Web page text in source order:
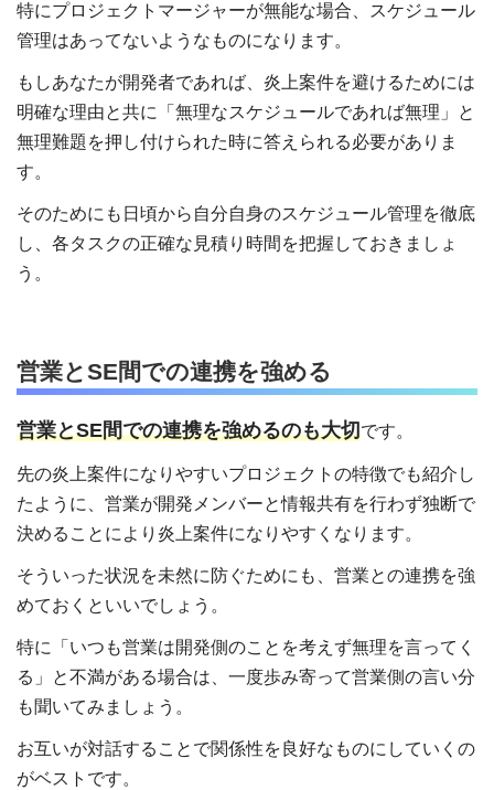
特にプロジェクトマージャーが無能な場合、スケジュール
管理はあってないようなものになります。
もしあなたが開発者であれば、炎上案件を避けるためには
明確な理由と共に「無理なスケジュールであれば無理」と
無理難題を押し付けられた時に答えられる必要がありま
す。
そのためにも日頃から自分自身のスケジュール管理を徹底
し、各タスクの正確な見積り時間を把握しておきましょ
う。
営業とSE間での連携を強める
営業とSE間での連携を強めるのも大切です。
先の炎上案件になりやすいプロジェクトの特徴でも紹介し
たように、営業が開発メンバーと情報共有を行わず独断で
決めることにより炎上案件になりやすくなります。
そういった状況を未然に防ぐためにも、営業との連携を強
めておくといいでしょう。
特に「いつも営業は開発側のことを考えず無理を言ってく
る」と不満がある場合は、一度歩み寄って営業側の言い分
も聞いてみましょう。
お互いが対話することで関係性を良好なものにしていくの
がベストです。